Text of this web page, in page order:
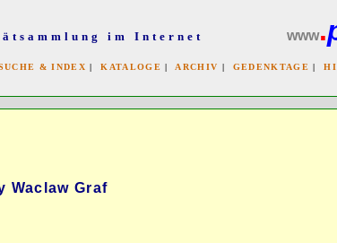
im Internet www.
& INDEX |KATALOGE | ARCHIV | GEDENKTAGE |
Waclaw Graf